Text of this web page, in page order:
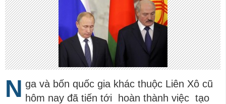
N ga và bốn quốc gia khác thuộc Liên Xô cũ
hôm nay đã tiến tới hoàn thành việc tạo